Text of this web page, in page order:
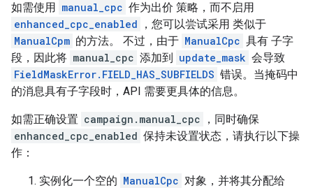
如需使用 manual_cpc 作为出价 策略，而不启用
enhanced_cpc_enabled
，您可以尝试采用 类似于
ManualCpm 的方法。 不过，由于 ManualCpc 具有 子字
段，因此将 manual_cpc 添加到 update_mask 会导致
FieldMaskError.FIELD_HAS_SUBFIELDS 错误。当掩码中
的消息具有子字段时，API 需要更具体的信息。
如需正确设置 campaign.manual_cpc
，同时确保
enhanced_cpc_enabled 保持未设置状态，请执行以下操
作：
实例化一个空的 ManualCpc 对象，并将其分配给